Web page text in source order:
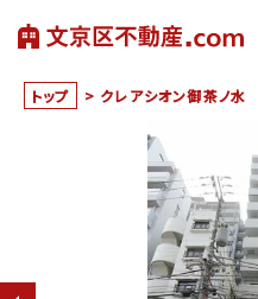
トップ > クレアシオン御茶ノ水